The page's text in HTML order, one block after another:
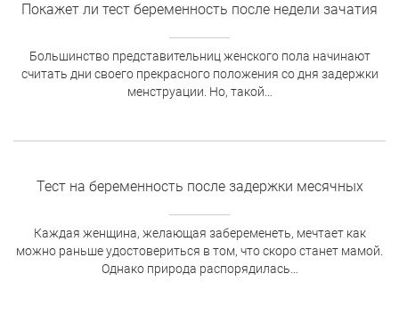
Покажет ли тест беременность после недели зачатия
Большинство представительниц женского пола начинают
считать дни своего прекрасного положения со дня задержки
менструации. Но, такой…
Тест на беременность после задержки месячных
Каждая женщина, желающая забеременеть, мечтает как
можно раньше удостовериться в том, что скоро станет мамой.
Однако природа распорядилась…